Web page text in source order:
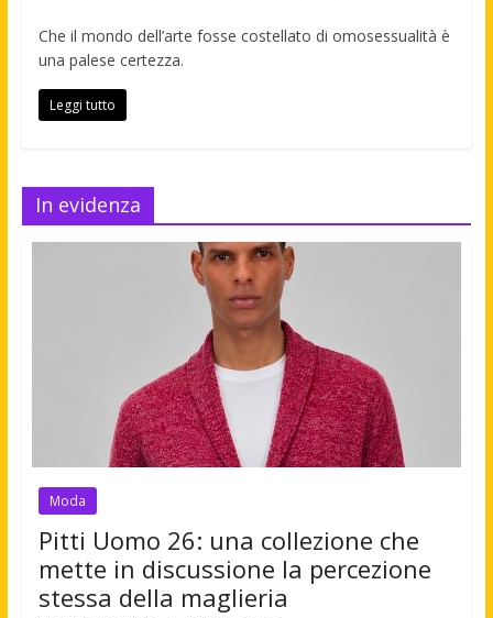
Che il mondo dell’arte fosse costellato di omosessualità è
una palese certezza.
Leggi tutto
In evidenza
Moda
Pitti Uomo 26: una collezione che
mette in discussione la percezione
stessa della maglieria